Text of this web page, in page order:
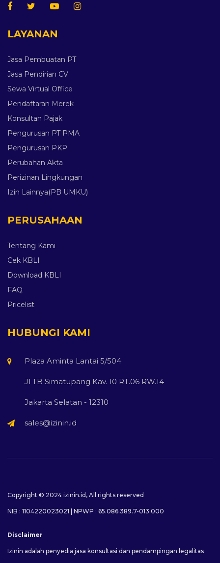
LAYANAN
Jasa Pembuatan PT
Jasa Pendirian CV
Sewa Virtual Office
Pendaftaran Merek
Konsultan Pajak
Pengurusan PT PMA
Pengurusan PKP
Perubahan Akta
Perizinan Lingkungan
Izin Lainnya(PB UMKU)
PERUSAHAAN
Tentang Kami
Cek KBLI
Download KBLI
FAQ
Pricelist
HUBUNGI KAMI
Plaza Aminta Lantai 5/504
Jl TB Simatupang Kav. 10 RT.06 RW.14
Jakarta Selatan - 12310
sales@izinin.id
Copyright © 2024 izinin.id , All rights reserved
NIB : 1104220023021 | NPWP : 65.086.389.7-013.000
Disclaimer
Izinin adalah penyedia jasa konsultasi dan pendampingan legalitas